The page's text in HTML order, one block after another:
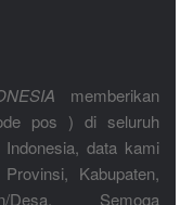
memberikan
pos ) di seluruh
data kami
Kabupaten,
Desa. Semoga